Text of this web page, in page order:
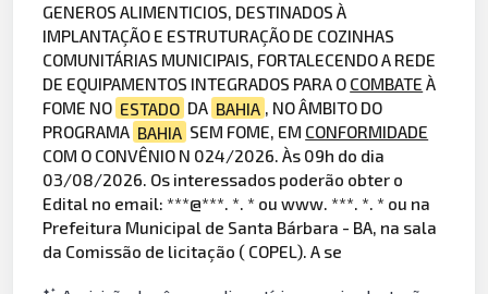
GENEROS ALIMENTICIOS, DESTINADOS À
IMPLANTAÇÃO E ESTRUTURAÇÃO DE COZINHAS
COMUNITÁRIAS MUNICIPAIS, FORTALECENDO A REDE
DE EQUIPAMENTOS INTEGRADOS PARA O COMBATE À
FOME NO ESTADO DA BAHIA , NO ÂMBITO DO
PROGRAMA BAHIA SEM FOME, EM CONFORMIDADE
COM O CONVÊNIO N 024/2026. Às 09h do dia
03/08/2026. Os interessados poderão obter o
Edital no email: ***@***. *. * ou www. ***. *. * ou na
Prefeitura Municipal de Santa Bárbara - BA, na sala
da Comissão de licitação ( COPEL). A se